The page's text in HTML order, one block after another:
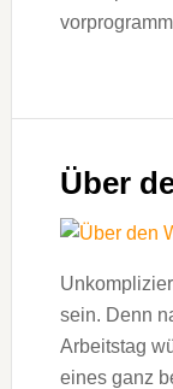
Über
sein. Denn
Arbeitstag
eines ganz